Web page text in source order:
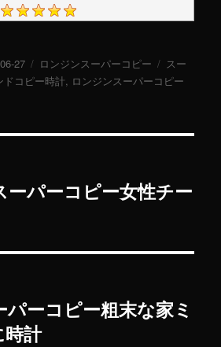
27
カ
テ
ー
ロンジンスーパーコピー
タ
グ
スー
ドコピー時計, ロンジンスーパーコピー
ーパーコピー女性チー
ーコピー粗末な家ミ
時計